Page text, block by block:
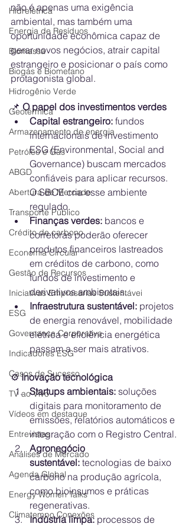
Hidrelétrica
Energia de Resíduos
Biomassa
Biogás e Biometano
Hidrogênio Verde
Geotérmica
Armazenamento de energia
Petróleo e Gás
ABGD
Abertura de Mercado
Transporte Público
Crédito de carbono
Economia Circular
Gestão de Recursos
Iniciativas Empresarias Sustentávei
ESG
Governança Corporativa
Indicadores ESG
Casos de Sucesso
TV ao Vivo
Vídeos em destaque
Entrevistas
Análises de Mercado
Agenda Global
Energy Women Talks
Climatempo Conexões
não é apenas uma exigência
ambiental, mas também uma
oportunidade econômica capaz de
gerar novos negócios, atrair capital
estrangeiro e posicionar o país como
protagonista global.
📌 O papel dos investimentos verdes
Capital estrangeiro: fundos
internacionais de investimento
ESG (Environmental, Social and
Governance) buscam mercados
confiáveis para aplicar recursos.
O SBCE cria esse ambiente
regulado.
Finanças verdes: bancos e
corretoras poderão oferecer
produtos financeiros lastreados
em créditos de carbono, como
fundos de investimento e
derivativos ambientais.
Infraestrutura sustentável: projetos
de energia renovável, mobilidade
elétrica e eficiência energética
passam a ser mais atrativos.
⚙️ Inovação tecnológica
Startups ambientais: soluções
digitais para monitoramento de
emissões, relatórios automáticos e
integração com o Registro Central.
Agronegócio
sustentável: tecnologias de baixo
carbono na produção agrícola,
como bioinsumos e práticas
regenerativas.
Indústria limpa: processos de